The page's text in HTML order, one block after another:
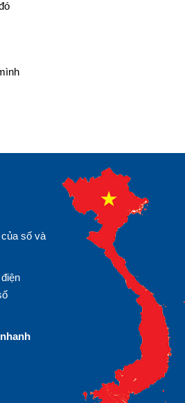
số và
nhanh